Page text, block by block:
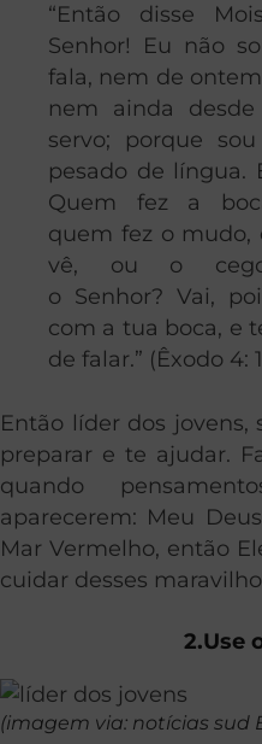
“Então disse
Senhor! Eu não
fala, nem de
nem ainda
servo; porque
pesado de língua.
Quem fez a
quem fez o mudo,
vê, ou o
o Senhor? Vai,
com a tua boca, e
de falar.” (Êxodo 4:
Então líder dos jovens,
preparar e te ajudar.
quando
aparecerem: Meu
Mar Vermelho, então
cuidar desses
2.Use
(imagem via: notícias sud